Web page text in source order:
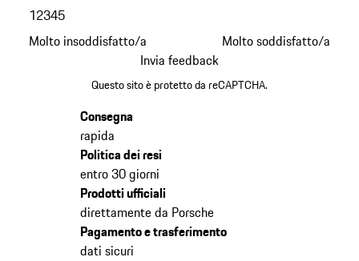
Molto insoddisfatto/a
12345
Molto soddisfatto/a
Invia feedback
Questo sito è protetto da reCAPTCHA.
Consegna
rapida
Politica dei resi
entro 30 giorni
Prodotti ufficiali
direttamente da Porsche
Pagamento e trasferimento
dati sicuri